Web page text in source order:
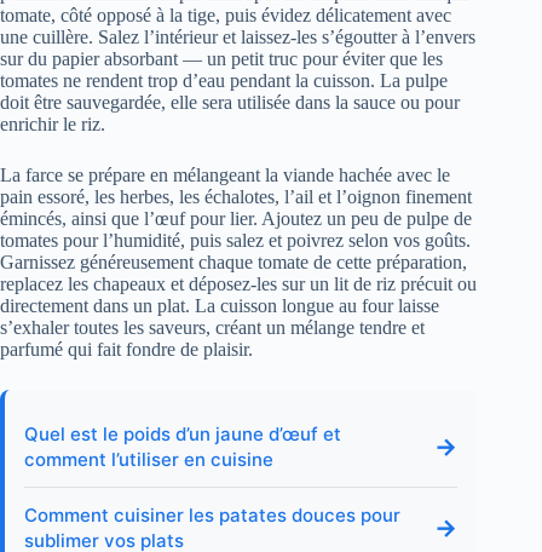
tomate, côté opposé à la tige, puis évidez délicatement avec
une cuillère. Salez l’intérieur et laissez-les s’égoutter à l’envers
sur du papier absorbant — un petit truc pour éviter que les
tomates ne rendent trop d’eau pendant la cuisson. La pulpe
doit être sauvegardée, elle sera utilisée dans la sauce ou pour
enrichir le riz.
La farce se prépare en mélangeant la viande hachée avec le
pain essoré, les herbes, les échalotes, l’ail et l’oignon finement
émincés, ainsi que l’œuf pour lier. Ajoutez un peu de pulpe de
tomates pour l’humidité, puis salez et poivrez selon vos goûts.
Garnissez généreusement chaque tomate de cette préparation,
replacez les chapeaux et déposez-les sur un lit de riz précuit ou
directement dans un plat. La cuisson longue au four laisse
s’exhaler toutes les saveurs, créant un mélange tendre et
parfumé qui fait fondre de plaisir.
Quel est le poids d’un jaune d’œuf et
comment l’utiliser en cuisine
→
Comment cuisiner les patates douces pour
sublimer vos plats
→